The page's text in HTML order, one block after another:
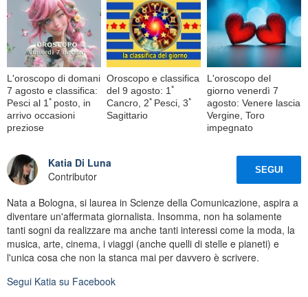
L'oroscopo di domani
7 agosto e classifica:
Pesci al 1ﾟposto, in
arrivo occasioni
preziose
Oroscopo e classifica
del 9 agosto: 1ﾟ
Cancro, 2ﾟPesci, 3ﾟ
Sagittario
L'oroscopo del
giorno venerdì 7
agosto: Venere lascia
Vergine, Toro
impegnato
Katia Di Luna
Contributor
SEGUI
Nata a Bologna, si laurea in Scienze della Comunicazione, aspira a
diventare un'affermata giornalista. Insomma, non ha solamente
tanti sogni da realizzare ma anche tanti interessi come la moda, la
musica, arte, cinema, i viaggi (anche quelli di stelle e pianeti) e
l'unica cosa che non la stanca mai per davvero è scrivere.
Segui Katia su Facebook